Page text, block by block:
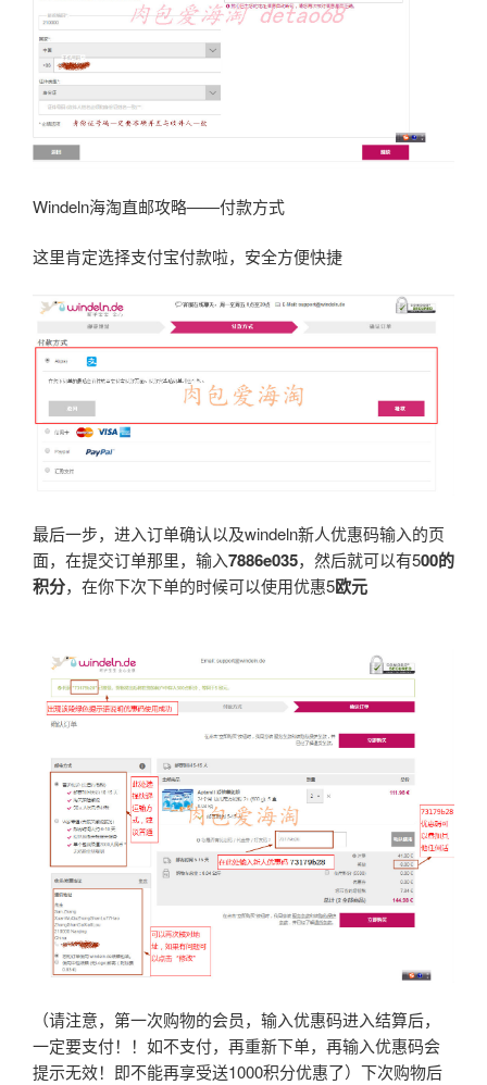
Windeln海淘直邮攻略——付款方式
这里肯定选择支付宝付款啦，安全方便快捷
最后一步，进入订单确认以及windeln新人优惠码输入的页
面，在提交订单那里，输入7886e035，然后就可以有500的
积分，在你下次下单的时候可以使用优惠5欧元
（请注意，第一次购物的会员，输入优惠码进入结算后，
一定要支付！！如不支付，再重新下单，再输入优惠码会
提示无效！即不能再享受送1000积分优惠了）下次购物后